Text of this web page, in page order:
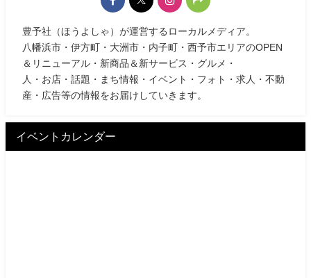
豊予社（ほうよしゃ）が運営するローカルメディア。
八幡浜市・伊方町・大洲市・内子町・西予市エリアのOPEN
＆リニューアル・新商品＆新サービス・グルメ・
人・お店・話題・まち情報・イベント・フォト・求人・不動
産・広告等の情報をお届けしていきます。
イベントカレンダー